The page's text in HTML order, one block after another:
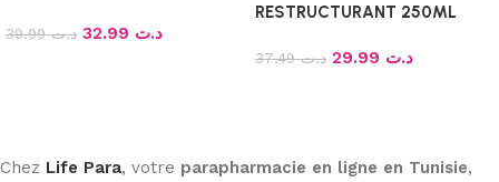
د.ت39.99 د.ت
RESTRUCTURANT 250ML
د.ت37.49 د.ت
Chez Life Para, votre parapharmacie en ligne en Tunisie,